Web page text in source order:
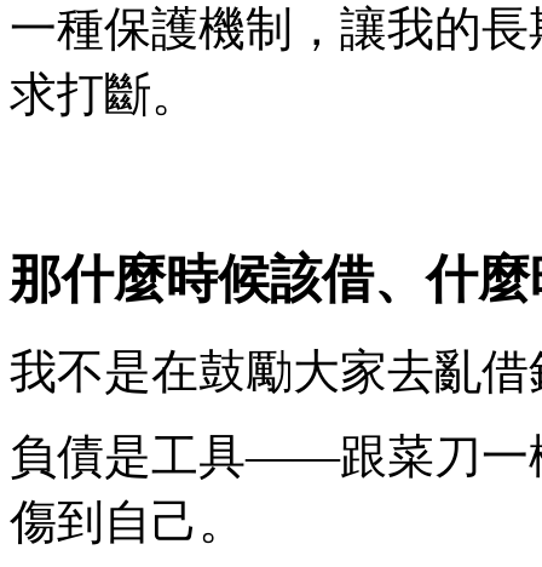
一種保護機制，讓我的
求打斷。
那什麼時候該借、什
我不是在鼓勵大家去亂借
負債是工具——跟菜刀一
傷到自己。